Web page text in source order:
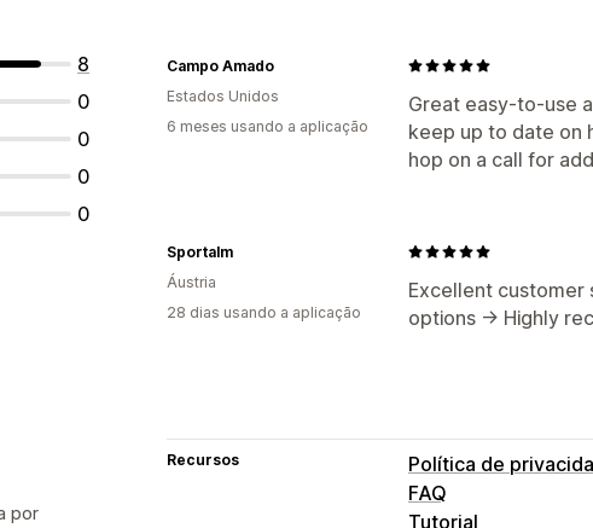
8
0
0
0
0
Great easy-to-use
keep up to date on
hop on a call for
Campo Amado
Estados Unidos
6 meses usando a aplicação
Excellent
options -> Highly
Sportalm
Áustria
28 dias usando a aplicação
por
Recursos
Política de
FAQ
Tutorial